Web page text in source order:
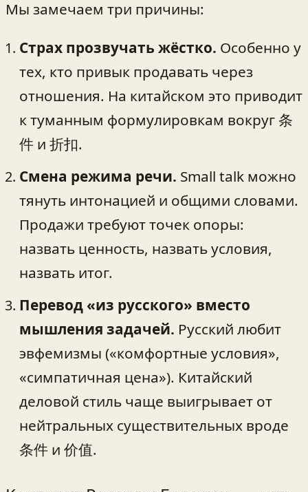
Мы замечаем три причины:
Страх прозвучать жёстко. Особенно у
тех, кто привык продавать через
отношения. На китайском это приводит
к туманным формулировкам вокруг 条
件 и 折扣.
Смена режима речи. Small talk можно
тянуть интонацией и общими словами.
Продажи требуют точек опоры:
назвать ценность, назвать условия,
назвать итог.
Перевод «из русского» вместо
мышления задачей. Русский любит
эвфемизмы («комфортные условия»,
«симпатичная цена»). Китайский
деловой стиль чаще выигрывает от
нейтральных существительных вроде
条件 и 价值.